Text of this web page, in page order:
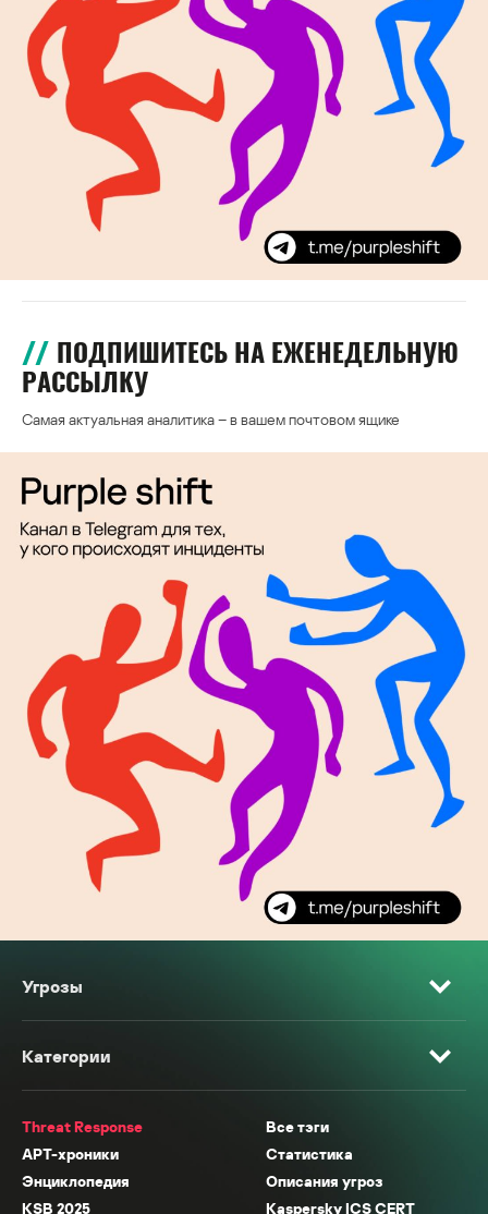
ПОДПИШИТЕСЬ НА ЕЖЕНЕДЕЛЬНУЮ
РАССЫЛКУ
Самая актуальная аналитика – в вашем почтовом ящике
Угрозы
Категории
Threat Response
Все тэги
APT-хроники
Статистика
Энциклопедия
Описания угроз
KSB 2025
Kaspersky ICS CERT